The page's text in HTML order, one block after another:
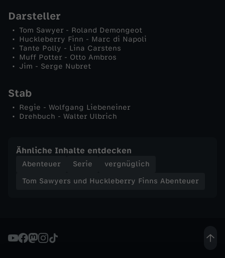
n
n
s
b
n
t
Darsteller
Tom Sawyer - Roland Demongeot
Huckleberry Finn - Marc di Napoli
Tante Polly - Lina Carstens
Muff Potter - Otto Ambros
Jim - Serge Nubret
Stab
Regie - Wolfgang Liebeneiner
Drehbuch - Walter Ulbrich
Ähnliche Inhalte entdecken
Abenteuer Serie
vergnüglich
Tom Sawyers und Huckleberry Finns Abenteuer